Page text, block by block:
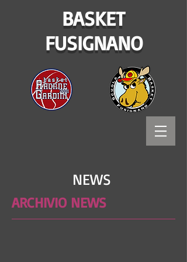
BASKET
FUSIGNANO
NEWS
ARCHIVIO NEWS